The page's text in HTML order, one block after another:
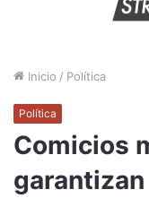
Inicio / Política
Política
Comicios